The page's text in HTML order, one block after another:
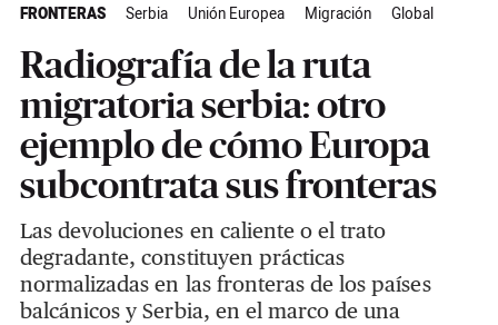
FRONTERAS Serbia Unión Europea Migración Global
Radiografía de la ruta
migratoria serbia: otro
ejemplo de cómo Europa
subcontrata sus fronteras
Las devoluciones en caliente o el trato
degradante, constituyen prácticas
normalizadas en las fronteras de los países
balcánicos y Serbia, en el marco de una